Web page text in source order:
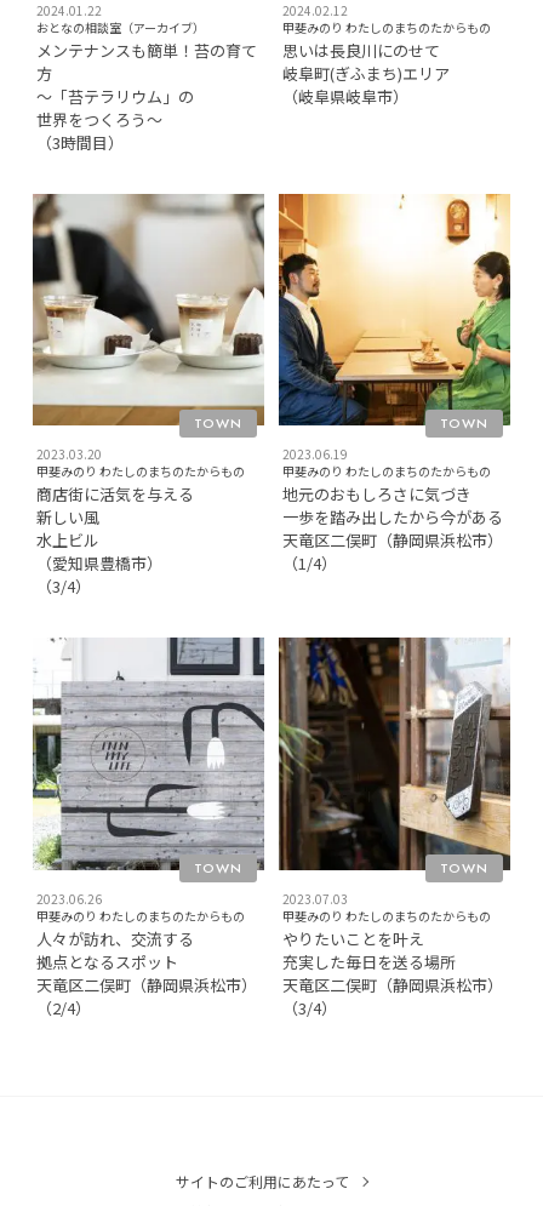
2024.01.22
おとなの相談室（アーカイブ）
メンテナンスも簡単！苔の育て
方
〜「苔テラリウム」の
世界をつくろう〜
（3時間目）
2024.02.12
甲斐みのり わたしのまちのたからもの
思いは⻑良川にのせて
岐⾩町(ぎふまち)エリア
（岐⾩県岐⾩市）
2023.03.20
TOWN
甲斐みのり わたしのまちのたからもの
商店街に活気を与える
新しい風
水上ビル
（愛知県豊橋市）
（3/4）
2023.06.19
TOWN
甲斐みのり わたしのまちのたからもの
地元のおもしろさに気づき
一歩を踏み出したから今がある
天竜区二俣町（静岡県浜松市）
（1/4）
2023.06.26
TOWN
甲斐みのり わたしのまちのたからもの
人々が訪れ、交流する
拠点となるスポット
天竜区二俣町（静岡県浜松市）
（2/4）
2023.07.03
TOWN
甲斐みのり わたしのまちのたからもの
やりたいことを叶え
充実した毎日を送る場所
天竜区二俣町（静岡県浜松市）
（3/4）
サイトのご利用にあたって